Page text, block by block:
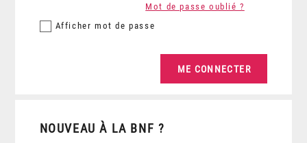
Afficher mot de passe
Mot de passe oublié ?
NOUVEAU À LA BNF ?